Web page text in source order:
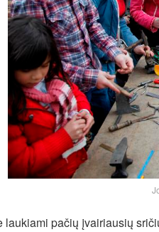
laukiami pačių įvairiausių